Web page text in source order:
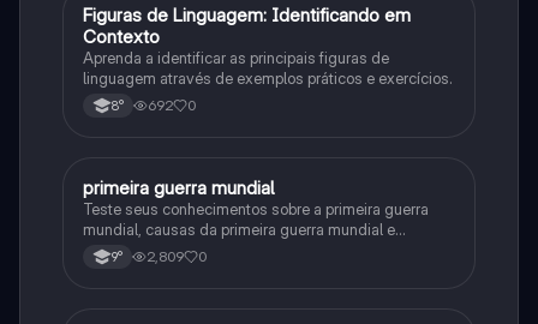
FPortuguês
Figuras de Linguagem: Identificando em
Contexto
Aprenda a identificar as principais figuras de
linguagem através de exemplos práticos e exercícios.
8° 692 0
História
primeira guerra mundial
Teste seus conhecimentos sobre a primeira guerra
mundial, causas da primeira guerra mundial e
consequências da Primeira Guerra Mundial, fases da
primeira guerra mundial
9° 2,809 0